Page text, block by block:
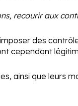
recourir aux
des
cependant
ainsi que leurs